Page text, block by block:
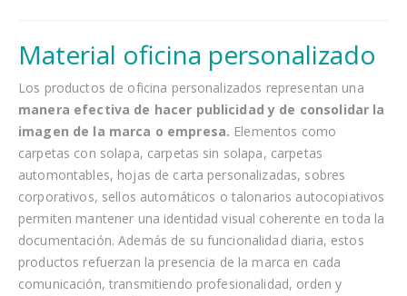
Material oficina personalizado
Los productos de oficina personalizados representan una
manera efectiva de hacer publicidad y de consolidar la
imagen de la marca o empresa. Elementos como
carpetas con solapa, carpetas sin solapa, carpetas
automontables, hojas de carta personalizadas, sobres
corporativos, sellos automáticos o talonarios autocopiativos
permiten mantener una identidad visual coherente en toda la
documentación. Además de su funcionalidad diaria, estos
productos refuerzan la presencia de la marca en cada
comunicación, transmitiendo profesionalidad, orden y